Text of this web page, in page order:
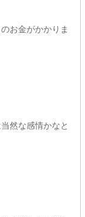
お金がかかりま
然な感情かなと